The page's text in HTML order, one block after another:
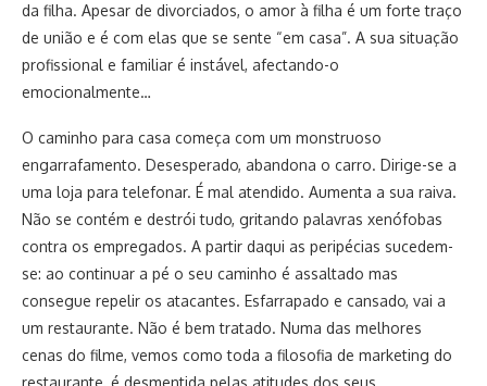
da filha. Apesar de divorciados, o amor à filha é um forte traço
de união e é com elas que se sente “em casa”. A sua situação
profissional e familiar é instável, afectando-o
emocionalmente…
O caminho para casa começa com um monstruoso
engarrafamento. Desesperado, abandona o carro. Dirige-se a
uma loja para telefonar. É mal atendido. Aumenta a sua raiva.
Não se contém e destrói tudo, gritando palavras xenófobas
contra os empregados. A partir daqui as peripécias sucedem-
se: ao continuar a pé o seu caminho é assaltado mas
consegue repelir os atacantes. Esfarrapado e cansado, vai a
um restaurante. Não é bem tratado. Numa das melhores
cenas do filme, vemos como toda a filosofia de marketing do
restaurante, é desmentida pelas atitudes dos seus